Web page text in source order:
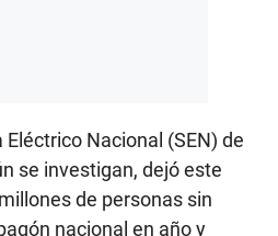
Nacional (SEN) de
se investigan, dejó este
de personas sin
nacional en año y